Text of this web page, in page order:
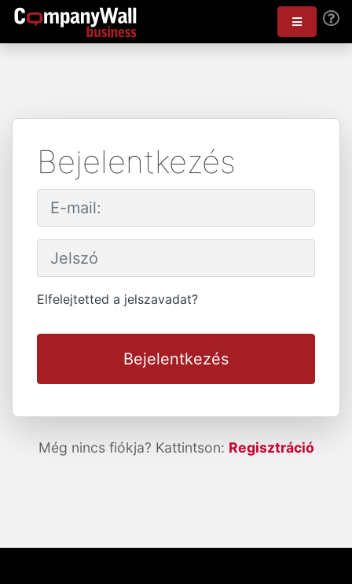
Bejelentkezés
Elfelejtetted a jelszavadat?
Bejelentkezés
Még nincs fiókja? Kattintson: Regisztráció